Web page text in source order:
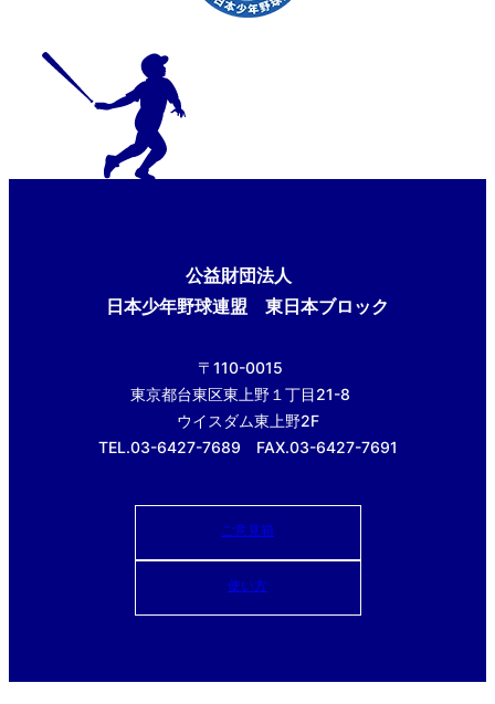
公益財団法人
日本少年野球連盟 東日本ブロック
〒110-0015
東京都台東区東上野１丁目21-8
ウイスダム東上野2F
TEL.03-6427-7689 FAX.03-6427-7691
ご意見箱
使い方